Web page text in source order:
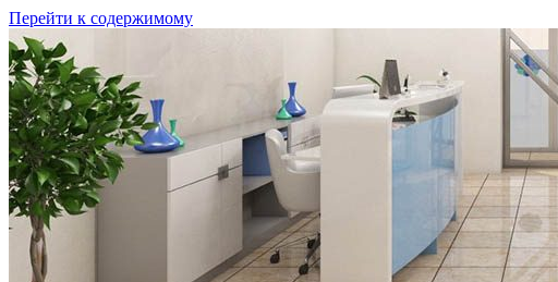
Перейти к содержимому